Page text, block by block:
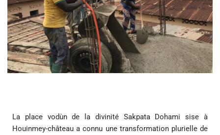
La place vodùn de la divinité Sakpata Dohami sise à
Houinmey-château a connu une transformation plurielle de